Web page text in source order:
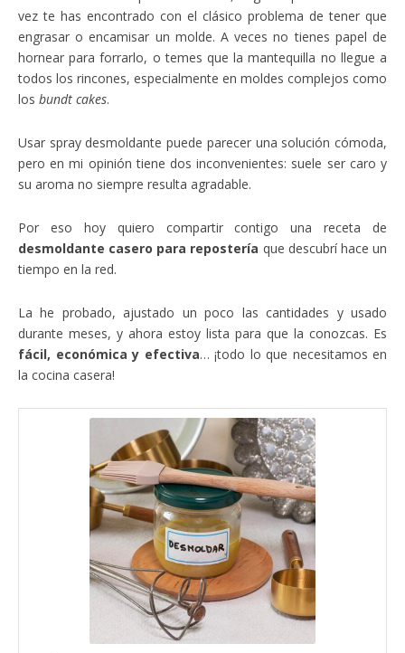
vez te has encontrado con el clásico problema de tener que
engrasar o encamisar un molde. A veces no tienes papel de
hornear para forrarlo, o temes que la mantequilla no llegue a
todos los rincones, especialmente en moldes complejos como
los bundt cakes.
Usar spray desmoldante puede parecer una solución cómoda,
pero en mi opinión tiene dos inconvenientes: suele ser caro y
su aroma no siempre resulta agradable.
Por eso hoy quiero compartir contigo una receta de
desmoldante casero para repostería que descubrí hace un
tiempo en la red.
La he probado, ajustado un poco las cantidades y usado
durante meses, y ahora estoy lista para que la conozcas. Es
fácil, económica y efectiva… ¡todo lo que necesitamos en
la cocina casera!